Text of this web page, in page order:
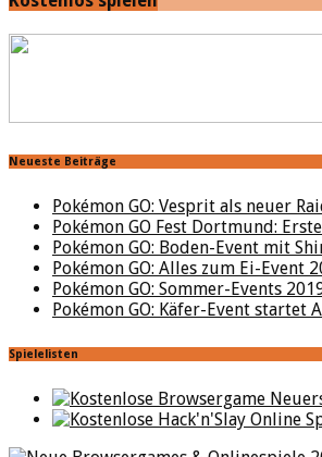
Neueste Beiträge
Pokémon GO: Vesprit als neuer
Pokémon GO Fest Dortmund:
Pokémon GO: Boden-Event mit
Pokémon GO: Alles zum Ei-Event
Pokémon GO: Sommer-Events
Pokémon GO: Käfer-Event startet
Spielelisten